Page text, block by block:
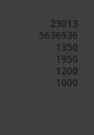
23013
5636936
1350
1950
1200
1000